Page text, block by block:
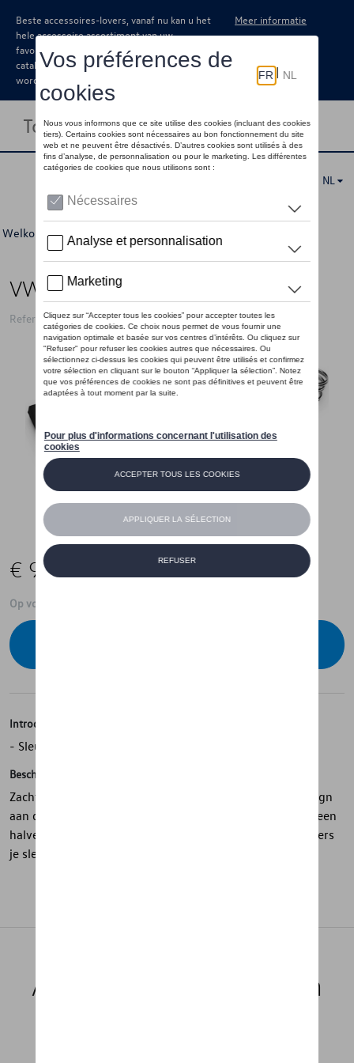
Beste accessoires-lovers, vanaf nu kan u het
hele accessoire assortiment van uw
favoriete merk terugvinden in de online
catalogus. Deze kunnen steeds besteld
worden via uw dealer.
Meer informatie
Toggle navigation
NL
Welkom >Voor u >Accessoires
VW sleutelhanger GTI, zwart
Referentie: 5HV087013
€ 9,99
Op voorraad
Introductie
- Sleutelhanger van zacht PVC
Beschrijving
Zachte PVC sleutelhanger met 2D “GTI coördinaten” design
aan de voorkant en een matte achterkant. Voorzien van een
halve honingraat waaraan je met drie kleine sleutelhangers
je sleutels kunt bevestigen. Stijlvol en functioneel.
Aanbevolen producten